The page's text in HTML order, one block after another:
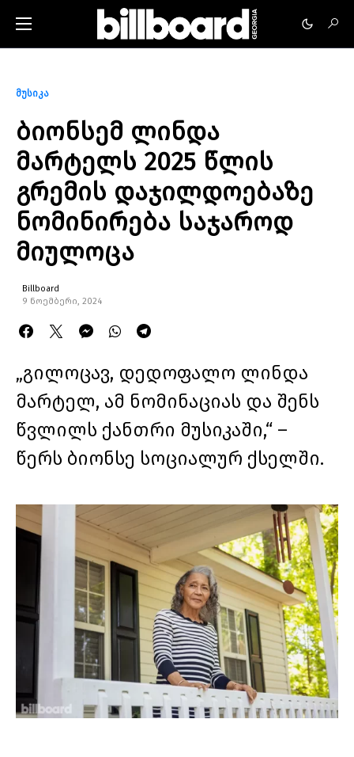
მუსიკა
ბიონსემ ლინდა
მარტელს 2025 წლის
გრემის დაჯილდოებაზე
ნომინირება საჯაროდ
მიულოცა
Billboard
9 ნოემბერი, 2024
„გილოცავ, დედოფალო ლინდა
მარტელ, ამ ნომინაციას და შენს
წვლილს ქანთრი მუსიკაში,“ –
წერს ბიონსე სოციალურ ქსელში.